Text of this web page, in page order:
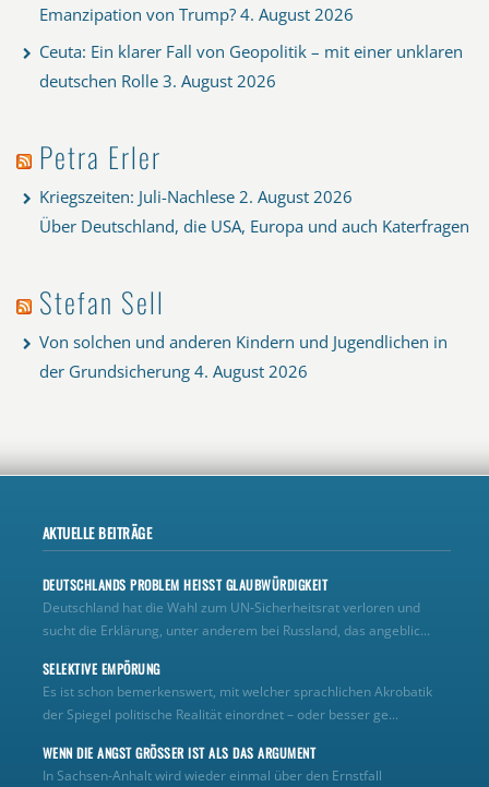
Emanzipation von Trump? 4. August 2026
Ceuta: Ein klarer Fall von Geopolitik – mit einer unklaren
deutschen Rolle 3. August 2026
Petra Erler
Kriegszeiten: Juli-Nachlese 2. August 2026
Über Deutschland, die USA, Europa und auch Katerfragen
Stefan Sell
Von solchen und anderen Kindern und Jugendlichen in
der Grundsicherung 4. August 2026
AKTUELLE BEITRÄGE
DEUTSCHLANDS PROBLEM HEISST GLAUBWÜRDIGKEIT
Deutschland hat die Wahl zum UN‑Sicherheitsrat verloren und
sucht die Erklärung, unter anderem bei Russland, das angeblic...
SELEKTIVE EMPÖRUNG
Es ist schon bemerkenswert, mit welcher sprachlichen Akrobatik
der Spiegel politische Realität einordnet – oder besser ge...
WENN DIE ANGST GRÖSSER IST ALS DAS ARGUMENT
In Sachsen-Anhalt wird wieder einmal über den Ernstfall